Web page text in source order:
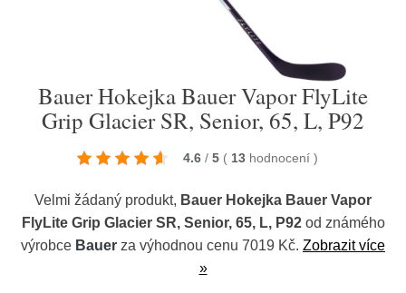
Bauer Hokejka Bauer Vapor FlyLite
Grip Glacier SR, Senior, 65, L, P92
4.6 / 5 ( 13 hodnocení )
Velmi žádaný produkt, Bauer Hokejka Bauer Vapor
FlyLite Grip Glacier SR, Senior, 65, L, P92od známého
výrobce Bauer za výhodnou cenu 7019 Kč. Zobrazit více
»